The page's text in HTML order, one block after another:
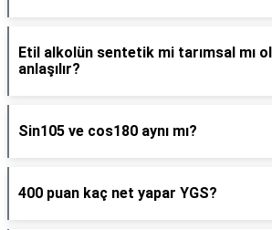
Etil alkolün sentetik mi tarımsal mı
anlaşılır?
Sin105 ve cos180 aynı mı?
400 puan kaç net yapar YGS?